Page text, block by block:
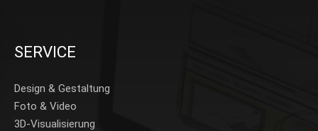
SERVICE
Design & Gestaltung
Foto & Video
3D-Visualisierung